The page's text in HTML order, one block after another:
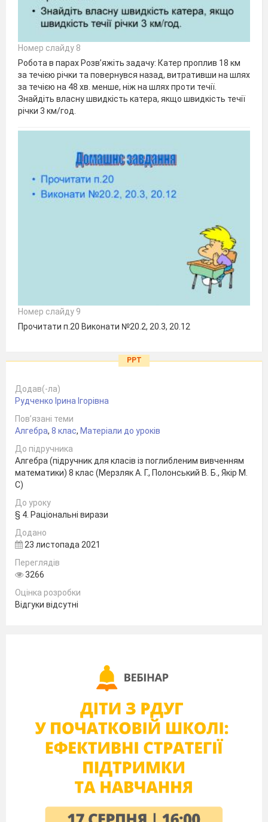
Номер слайду 8
Робота в парах Розв’яжіть задачу: Катер проплив 18 км
за течією річки та повернувся назад, витративши на шлях
за течією на 48 хв. менше, ніж на шлях проти течії.
Знайдіть власну швидкість катера, якщо швидкість течії
річки 3 км/год.
Номер слайду 9
Прочитати п.20 Виконати №20.2, 20.3, 20.12
PPT
Додав(-ла)
Рудченко Ірина Ігорівна
Пов’язані теми
Алгебра, 8 клас, Матеріали до уроків
До підручника
Алгебра (підручник для класів із поглибленим вивченням
математики) 8 клас (Мерзляк А. Г., Полонський В. Б., Якір М.
С)
До уроку
§ 4. Раціональні вирази
Додано
23 листопада 2021
Переглядів
3266
Оцінка розробки
Відгуки відсутні